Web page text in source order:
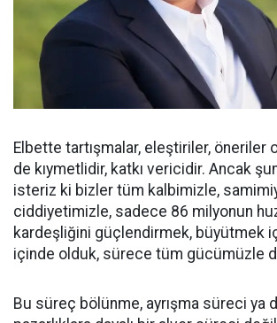
Elbette tartışmalar, eleştiriler, öneriler
de kıymetlidir, katkı vericidir. Ancak
isteriz ki bizler tüm kalbimizle,
ciddiyetimizle, sadece 86 milyonun
kardeşliğini güçlendirmek, büyütmek
içinde olduk, sürece tüm gücümüzle
Bu süreç bölünme, ayrışma süreci ya